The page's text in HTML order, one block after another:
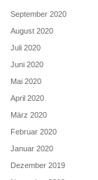
September 2020
August 2020
Juli 2020
Juni 2020
Mai 2020
April 2020
März 2020
Februar 2020
Januar 2020
Dezember 2019